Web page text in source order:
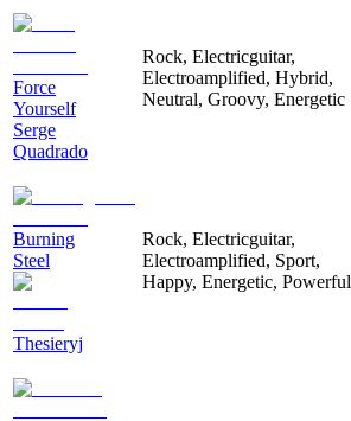
Force
Yourself
Serge
Quadrado
Rock, Electricguitar,
Electroamplified, Hybrid,
Neutral, Groovy, Energetic
Burning
Steel
Thesieryj
Rock, Electricguitar,
Electroamplified, Sport,
Happy, Energetic, Powerful